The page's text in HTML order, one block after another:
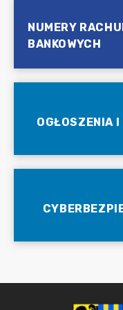
NUMERY
BANKOWYCH
OGŁOSZENIA I